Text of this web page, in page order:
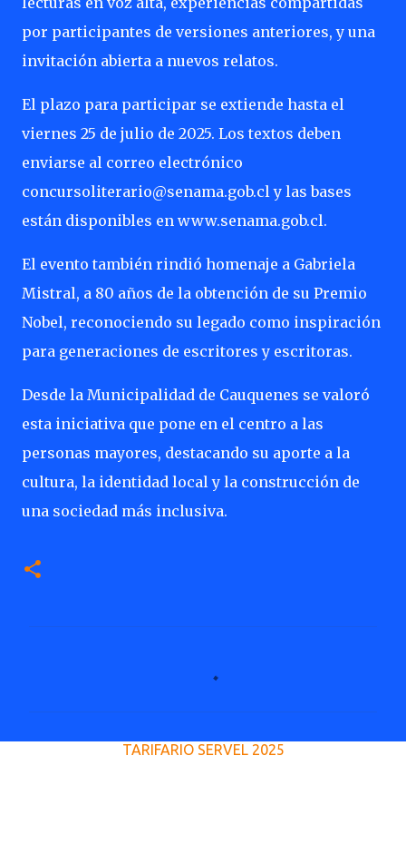
por participantes de versiones anteriores, y una
invitación abierta a nuevos relatos.
El plazo para participar se extiende hasta el
viernes 25 de julio de 2025. Los textos deben
enviarse al correo electrónico
concursoliterario@senama.gob.cl y las bases
están disponibles en www.senama.gob.cl.
El evento también rindió homenaje a Gabriela
Mistral, a 80 años de la obtención de su Premio
Nobel, reconociendo su legado como inspiración
para generaciones de escritores y escritoras.
Desde la Municipalidad de Cauquenes se valoró
esta iniciativa que pone en el centro a las
personas mayores, destacando su aporte a la
cultura, la identidad local y la construcción de
una sociedad más inclusiva.
TARIFARIO SERVEL 2025